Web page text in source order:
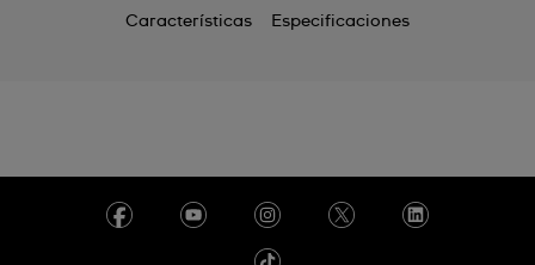
Características Especificaciones